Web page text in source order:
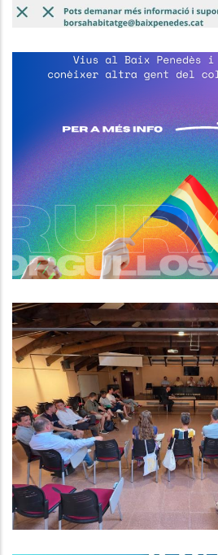
El Consell
Penedès Impulsa La
Espai Estable I
Per A Persones
S. socials
El Consell
Penedès Aprova
Laborals Per Al
Suport A Idiada 2 I A
De La R8, I Rep La
Terrenys Per A La
Altres